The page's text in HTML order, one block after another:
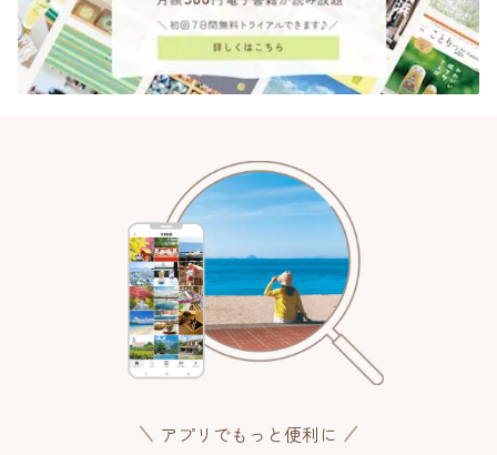
アプリでもっと便利に